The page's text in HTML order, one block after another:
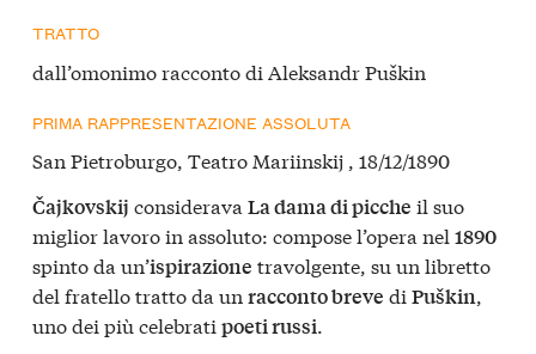
TRATTO
dall’omonimo racconto di Aleksandr Puškin
PRIMA RAPPRESENTAZIONE ASSOLUTA
San Pietroburgo, Teatro Mariinskij , 18/12/1890
Čajkovskij considerava La dama di picche il suo
miglior lavoro in assoluto: compose l’opera nel 1890
spinto da un’ispirazione travolgente, su un libretto
del fratello tratto da un racconto breve di Puškin,
uno dei più celebrati poeti russi.